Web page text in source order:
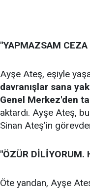
"YAPMAZSAM CEZA
Ayşe Ateş, eşiyle
davranışlar sana
Genel Merkez'den
aktardı. Ayşe Ateş,
Sinan Ateş’in
"ÖZÜR DİLİYORUM.
Öte yandan, Ayşe